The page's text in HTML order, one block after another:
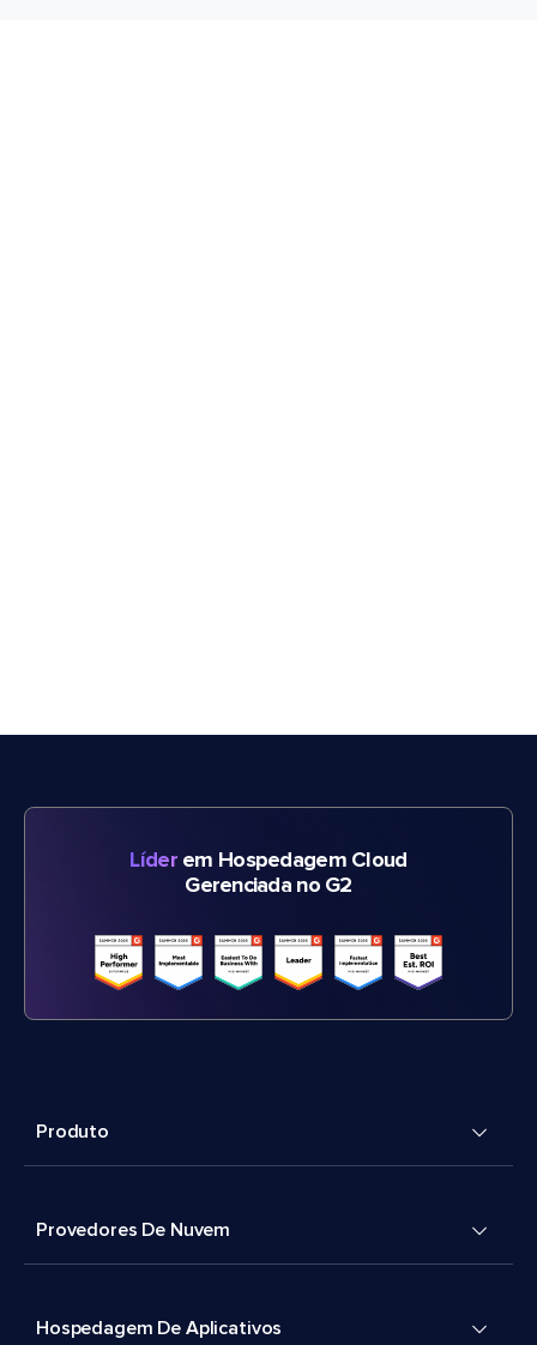
Líderem Hospedagem Cloud
Gerenciada no G2
Produto
Provedores De Nuvem
Hospedagem De Aplicativos